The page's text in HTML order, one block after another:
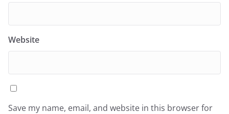
Website
Save my name, email, and website in this browser for